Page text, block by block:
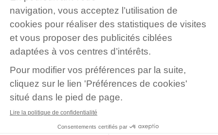
CONDITIONS GÉNÉRALES DE VENTE
MENTIONS LÉGALES